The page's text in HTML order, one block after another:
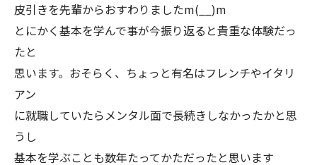
皮引きを先輩からおすわりましたm(__)m
とにかく基本を学んで事が今振り返ると貴重な体験だっ
たと
思います。おそらく、ちょっと有名はフレンチやイタリ
アン
に就職していたらメンタル面で長続きしなかったかと思
うし
基本を学ぶことも数年たってかただったと思います